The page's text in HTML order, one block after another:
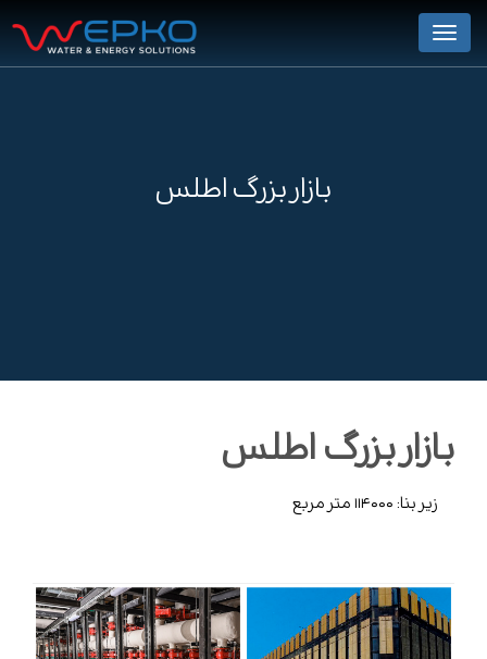
Menu
بازار بزرگ اطلس
بازار بزرگ اطلس
زیر بنا: ۱۱۴۰۰۰ متر مربع